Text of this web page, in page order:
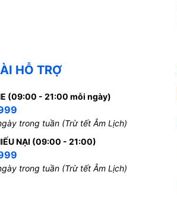
HỖ TRỢ
(09:00 - 21:00 mỗi ngày)
trong tuần (Trừ tết Âm Lịch)
NẠI (09:00 - 21:00)
trong tuần (Trừ tết Âm Lịch)